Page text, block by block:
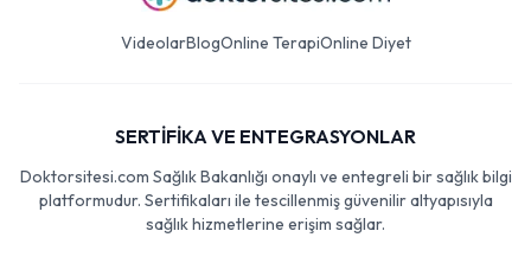
VideolarBlogOnline TerapiOnline Diyet
SERTİFİKA VE ENTEGRASYONLAR
Doktorsitesi.com Sağlık Bakanlığı onaylı ve entegreli bir sağlık bilgi
platformudur. Sertifikaları ile tescillenmiş güvenilir altyapısıyla
sağlık hizmetlerine erişim sağlar.